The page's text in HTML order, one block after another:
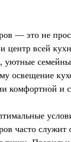
— это не
центр всей
уютные
освещение
комфортной и
часто служит